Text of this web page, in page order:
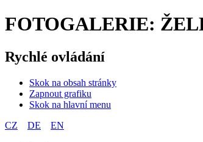
FOTOGALERIE:
Rychlé ovládání
Skok na obsah stránky
Zapnout grafiku
Skok na hlavní menu
CZ
DE EN